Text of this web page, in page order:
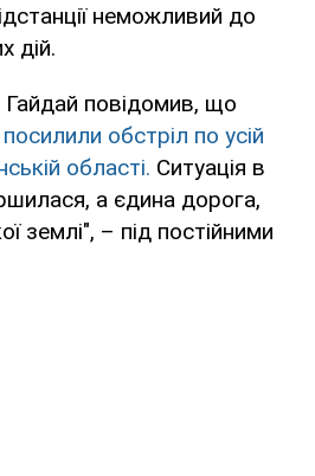
неможливий до
дій.
повідомив, що
посилили обстріл по усій
області. Ситуація в
а єдина дорога,
землі", – під постійними